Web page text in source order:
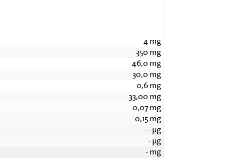
4mg
350 mg
46,0 mg
30,0 mg
0,6mg
33,00 mg
0,07mg
0,15mg
-µg
-µg
-mg